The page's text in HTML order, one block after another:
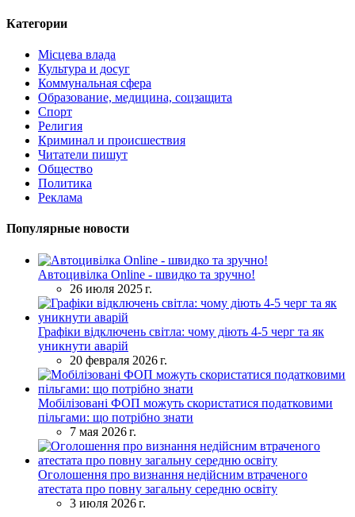
Категории
Місцева влада
Культура и досуг
Коммунальная сфера
Образование, медицина, соцзащита
Спорт
Религия
Криминал и происшествия
Читатели пишут
Общество
Политика
Реклама
Популярные новости
Автоцивілка Online - швидко та зручно!
26 июля 2025 г.
Графіки відключень світла: чому діють 4-5 черг та як
уникнути аварій
20 февраля 2026 г.
Мобілізовані ФОП можуть скористатися податковими
пільгами: що потрібно знати
7 мая 2026 г.
Оголошення про визнання недійсним втраченого
атестата про повну загальну середню освіту
3 июля 2026 г.